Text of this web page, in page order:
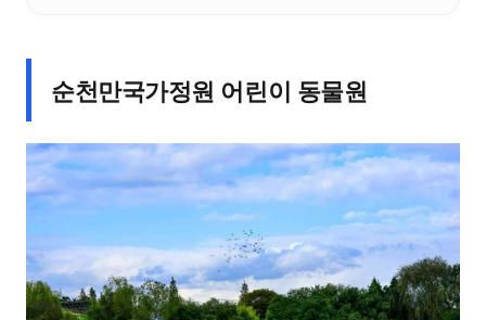
순천만국가정원 어린이 동물원